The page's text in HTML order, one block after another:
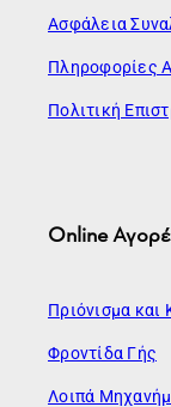
Ασφάλεια
Πληροφορίες
Πολιτική
Online
Πριόνισμα και
Φροντίδα Γής
Λοιπά